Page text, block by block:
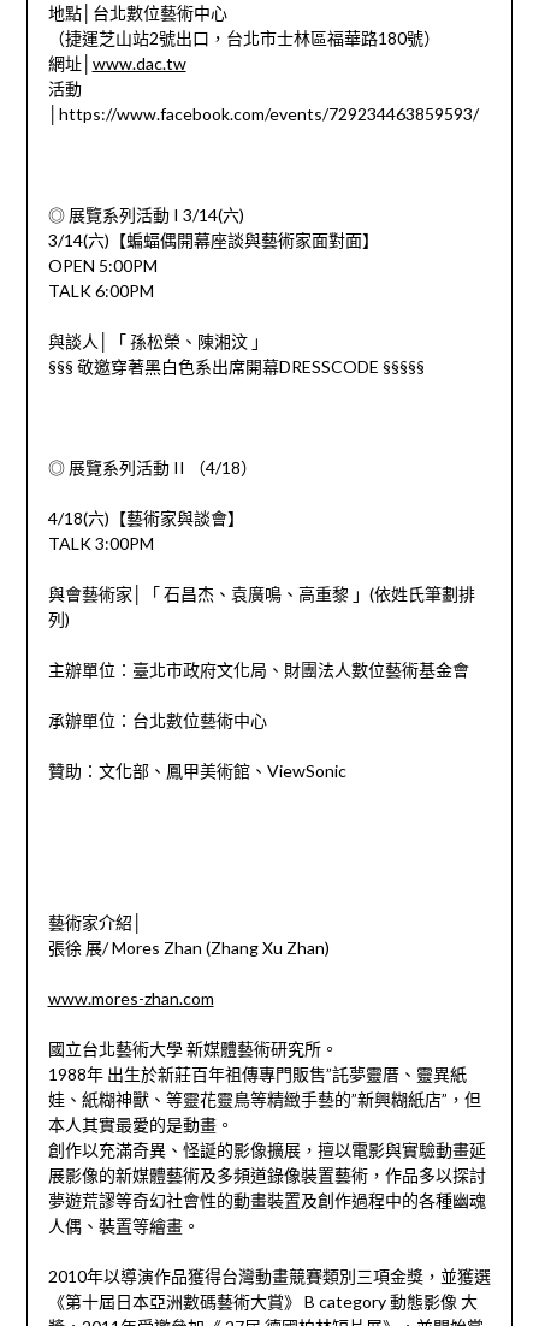
地點│台北數位藝術中心
（捷運芝山站2號出口，台北市士林區福華路180號）
網址│ www.dac.tw
活動
│https://www.facebook.com/events/729234463859593/
◎ 展覽系列活動 I 3/14(六)
3/14(六)【蝙蝠偶開幕座談與藝術家面對面】
OPEN 5:00PM
TALK 6:00PM
與談人│「 孫松榮、陳湘汶 」
§§§ 敬邀穿著黑白色系出席開幕DRESSCODE §§§§§
◎ 展覽系列活動 II （4/18）
4/18(六)【藝術家與談會】
TALK 3:00PM
與會藝術家│「 石昌杰、袁廣鳴、高重黎 」(依姓氏筆劃排
列)
主辦單位：臺北市政府文化局、財團法人數位藝術基金會
承辦單位：台北數位藝術中心
贊助：文化部、鳳甲美術館、ViewSonic
藝術家介紹│
張徐 展/ Mores Zhan (Zhang Xu Zhan)
www.mores-zhan.com
國立台北藝術大學 新媒體藝術研究所。
1988年 出生於新莊百年祖傳專門販售”託夢靈厝、靈異紙
娃、紙糊神獸、等靈花靈鳥等精緻手藝的”新興糊紙店”，但
本人其實最愛的是動畫。
創作以充滿奇異、怪誕的影像擴展，擅以電影與實驗動畫延
展影像的新媒體藝術及多頻道錄像裝置藝術，作品多以探討
夢遊荒謬等奇幻社會性的動畫裝置及創作過程中的各種幽魂
人偶、裝置等繪畫。
2010年以導演作品獲得台灣動畫競賽類別三項金獎，並獲選
《第十屆日本亞洲數碼藝術大賞》 B category 動態影像 大